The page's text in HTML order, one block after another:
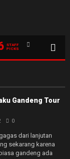
STAFF
PICKS
Gandeng Tour
0
dari lanjutan
sekarang karena
gandeng ada